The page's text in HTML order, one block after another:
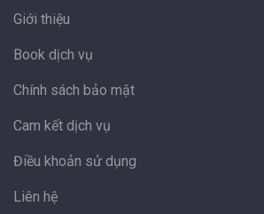
Giới thiệu
Book dịch vụ
Chính sách bảo mật
Cam kết dịch vụ
Điều khoản sử dụng
Liên hệ